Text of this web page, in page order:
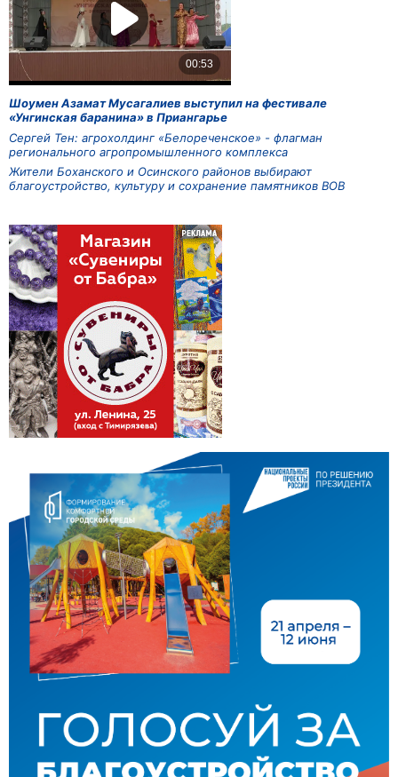
Шоумен Азамат Мусагалиев выступил на фестивале
«Унгинская баранина» в Приангарье
Сергей Тен: агрохолдинг «Белореченское» - флагман
регионального агропромышленного комплекса
Жители Боханского и Осинского районов выбирают
благоустройство, культуру и сохранение памятников ВОВ